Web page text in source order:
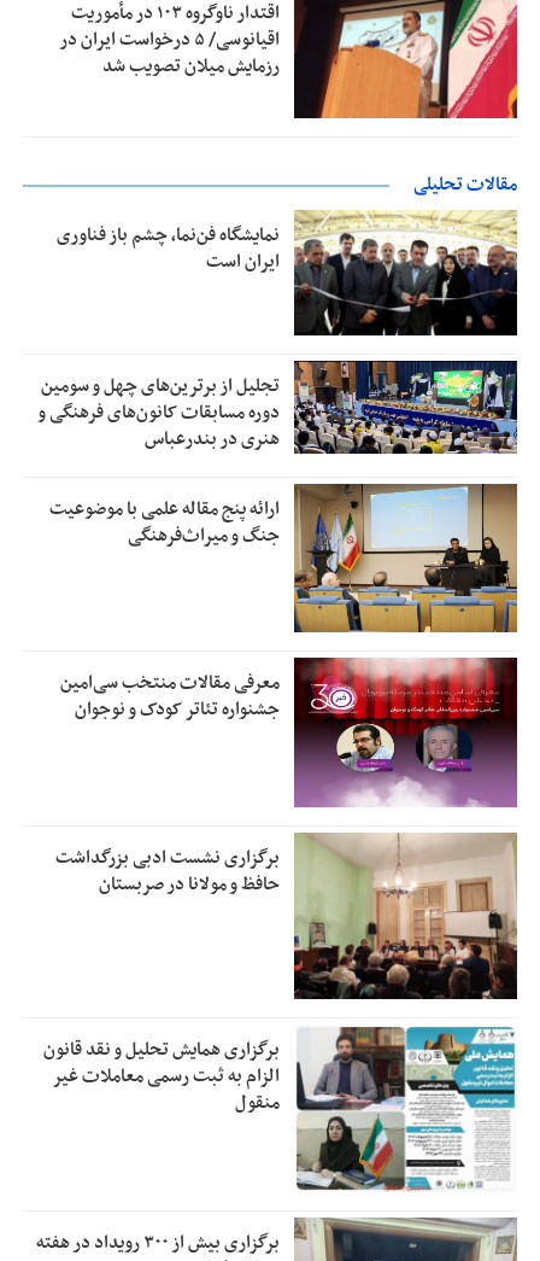
اقتدار ناوگروه ۱۰۳ در مأموریت‌
اقیانوسی/ ۵ درخواست ایران در
رزمایش میلان تصویب شد
مقالات تحلیلی
نمایشگاه فن‌نما، چشم باز فناوری
ایران است
تجلیل از بر‌ترین‌های چهل و سومین
دوره مسابقات کانون‌های فرهنگی و
هنری در بندرعباس
ارائه پنج مقاله علمی با موضوعیت
جنگ و میراث‌فرهنگی
معرفی مقالات منتخب سی‌امین
جشنواره تئاتر کودک و نوجوان
برگزاری نشست ادبی بزرگداشت
حافظ و مولانا در صربستان
برگزاری همایش تحلیل و نقد قانون
الزام به ثبت رسمی معاملات غیر
منقول
برگزاری بیش از ۳۰۰ رویداد در هفته